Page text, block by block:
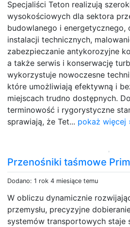
Specjaliści Teton realizują
wysokościowych dla sektora
budowlanego i energetycznego,
instalacji technicznych,
zabezpieczanie antykorozyjne
a także serwis i konserwację
wykorzystuje nowoczesne
które umożliwiają efektywną i
miejscach trudno dostępnych.
terminowość i rygorystyczne
sprawiają, że Tet... pokaż więcej
Przenośniki taśmowe
Dodano: 1 rok 4 miesiące temu
W obliczu dynamicznie
przemysłu, precyzyjne
systemów transportowych staje